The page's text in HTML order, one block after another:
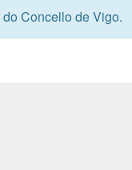
Concello de Vigo.